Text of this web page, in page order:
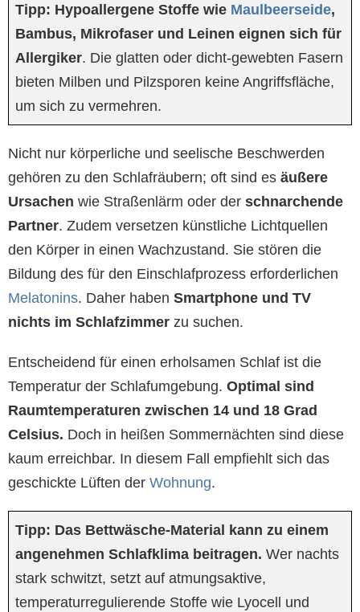
Tipp: Hypoallergene Stoffe wie Maulbeerseide,
Bambus, Mikrofaser und Leinen eignen sich für
Allergiker. Die glatten oder dicht-gewebten Fasern
bieten Milben und Pilzsporen keine Angriffsfläche,
um sich zu vermehren.
Nicht nur körperliche und seelische Beschwerden
gehören zu den Schlafräubern; oft sind es äußere
Ursachen wie Straßenlärm oder der schnarchende
Partner. Zudem versetzen künstliche Lichtquellen
den Körper in einen Wachzustand. Sie stören die
Bildung des für den Einschlafprozess erforderlichen
Melatonins. Daher haben Smartphone und TV
nichts im Schlafzimmer zu suchen.
Entscheidend für einen erholsamen Schlaf ist die
Temperatur der Schlafumgebung. Optimal sind
Raumtemperaturen zwischen 14 und 18 Grad
Celsius. Doch in heißen Sommernächten sind diese
kaum erreichbar. In diesem Fall empfiehlt sich das
geschickte Lüften der Wohnung.
Tipp: Das Bettwäsche-Material kann zu einem
angenehmen Schlafklima beitragen. Wer nachts
stark schwitzt, setzt auf atmungsaktive,
temperaturregulierende Stoffe wie Lyocell und